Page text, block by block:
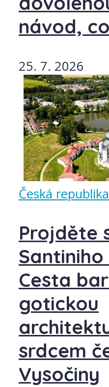
návod,
25. 7. 2026
Česká republika
Projděte
Santiniho
Cesta
gotickou
srdcem
Vysočiny